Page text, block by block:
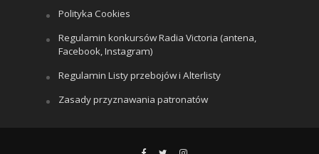
Polityka Cookies
Regulamin konkursów Radia Victoria (antena,
Facebook, Instagram)
Regulamin Listy przebojów i Alterlisty
Zasady przyznawania patronatów